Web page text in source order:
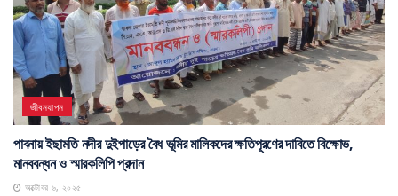
জীবনযাপন
পাবনায় ইছামতি নদীর দুইপাড়ের বৈধ ভূমির মালিকদের ক্ষতিপূরণের দাবিতে বিক্ষোভ,
মানববন্ধন ও স্মারকলিপি প্রদান
অক্টোবর ৬, ২০২৫